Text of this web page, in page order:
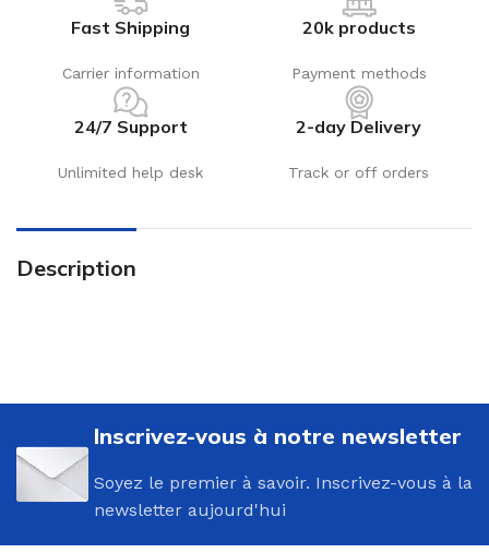
Fast Shipping
Carrier information
20k products
Payment methods
24/7 Support
Unlimited help desk
2-day Delivery
Track or off orders
Description
Inscrivez-vous à notre newsletter
Soyez le premier à savoir. Inscrivez-vous à la
newsletter aujourd'hui